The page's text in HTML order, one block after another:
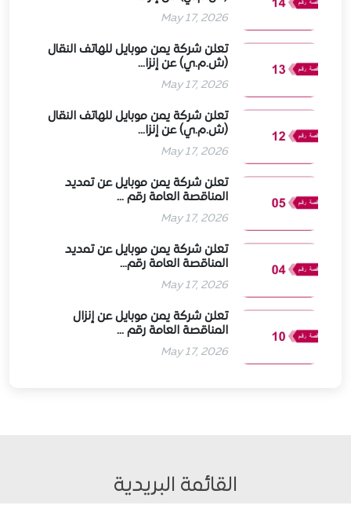
May 17, 2026
تعلن شركة يمن موبايل للهاتف النقال
(ش.م.ي) عن إنزا...
May 17, 2026
تعلن شركة يمن موبايل للهاتف النقال
(ش.م.ي) عن إنزا...
May 17, 2026
تعلن شركة يمن موبايل عن تمديد
المناقصة العامة رقم ...
May 17, 2026
تعلن شركة يمن موبايل عن تمديد
المناقصة العامة رقم...
May 17, 2026
تعلن شركة يمن موبايل عن إنزال
المناقصة العامة رقم ...
May 17, 2026
القائمة البريدية